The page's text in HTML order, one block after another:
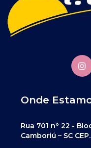
Onde
Rua 701 nº 22 -
Camboriú – SC